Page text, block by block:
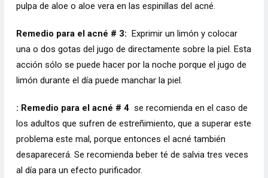
pulpa de aloe o aloe vera en las espinillas del acné.
Remedio para el acné # 3: Exprimir un limón y colocar
una o dos gotas del jugo de directamente sobre la piel. Esta
acción sólo se puede hacer por la noche porque el jugo de
limón durante el día puede manchar la piel.
: Remedio para el acné # 4se recomienda en el caso de
los adultos que sufren de estreñimiento, que a superar este
problema este mal, porque entonces el acné también
desaparecerá. Se recomienda beber té de salvia tres veces
al día para un efecto purificador.